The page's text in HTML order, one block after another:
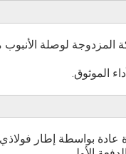
المزدوجة لوصلة
عادة بواسطة إطار